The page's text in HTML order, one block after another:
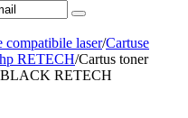
compatibile laser/Cartuse
RETECH/Cartus toner
BLACK RETECH